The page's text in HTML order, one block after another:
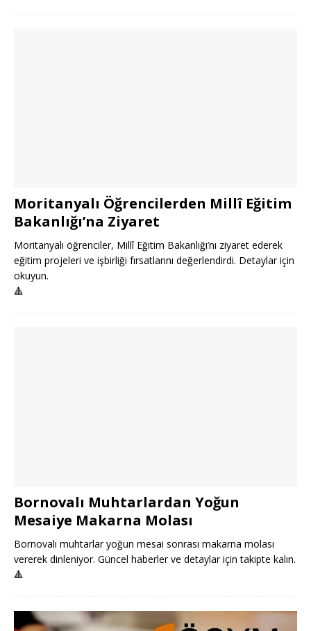
Moritanyalı Öğrencilerden Millî Eğitim
Bakanlığı’na Ziyaret
Moritanyalı öğrenciler, Millî Eğitim Bakanlığı’nı ziyaret ederek
eğitim projeleri ve işbirliği fırsatlarını değerlendirdi. Detaylar için
okuyun.
🔺
Bornovalı Muhtarlardan Yoğun
Mesaiye Makarna Molası
Bornovalı muhtarlar yoğun mesai sonrası makarna molası
vererek dinleniyor. Güncel haberler ve detaylar için takipte kalın.
🔺